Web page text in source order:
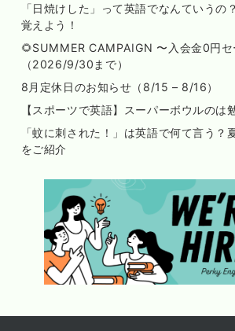
「日焼けした」って英語でなんていうの
覚えよう！
🌻SUMMER CAMPAIGN 〜入会金0円セ
（2026/9/30まで）
8月定休日のお知らせ（8/15 – 8/16）
【スポーツで英語】スーパーボウルのは
「蚊に刺された！」は英語で何て言う？
をご紹介